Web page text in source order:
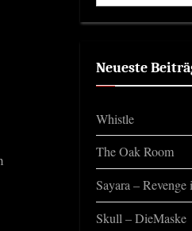
Neueste
Whistle
The Oak Room
Sayara – Revenge
Skull – DieMaske